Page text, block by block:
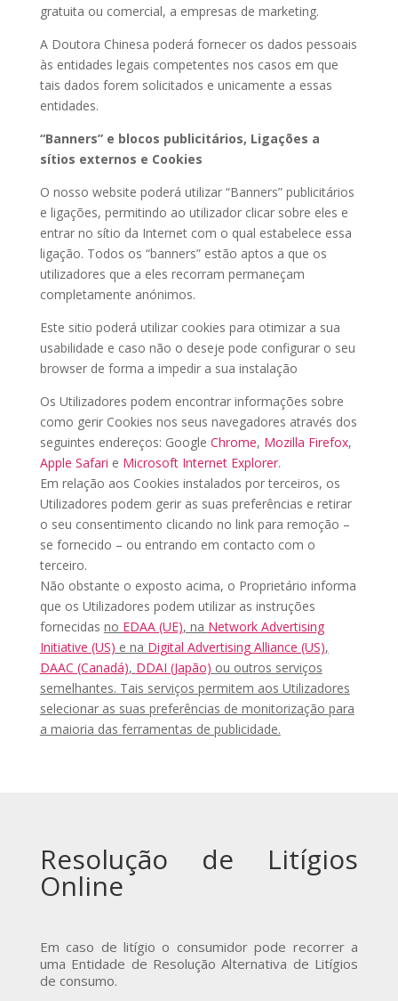
gratuita ou comercial, a empresas de marketing.
A Doutora Chinesa poderá fornecer os dados pessoais
às entidades legais competentes nos casos em que
tais dados forem solicitados e unicamente a essas
entidades.
“Banners” e blocos publicitários, Ligações a
sítios externos e Cookies
O nosso website poderá utilizar “Banners” publicitários
e ligações, permitindo ao utilizador clicar sobre eles e
entrar no sítio da Internet com o qual estabelece essa
ligação. Todos os “banners” estão aptos a que os
utilizadores que a eles recorram permaneçam
completamente anónimos.
Este sitio poderá utilizar cookies para otimizar a sua
usabilidade e caso não o deseje pode configurar o seu
browser de forma a impedir a sua instalação
Os Utilizadores podem encontrar informações sobre
como gerir Cookies nos seus navegadores através dos
seguintes endereços: Google Chrome, Mozilla Firefox,
Apple Safari e Microsoft Internet Explorer.
Em relação aos Cookies instalados por terceiros, os
Utilizadores podem gerir as suas preferências e retirar
o seu consentimento clicando no link para remoção –
se fornecido – ou entrando em contacto com o
terceiro.
Não obstante o exposto acima, o Proprietário informa
que os Utilizadores podem utilizar as instruções
fornecidas no EDAA (UE), na Network Advertising
Initiative (US) e na Digital Advertising Alliance (US),
DAAC (Canadá), DDAI (Japão) ou outros serviços
semelhantes. Tais serviços permitem aos Utilizadores
selecionar as suas preferências de monitorização para
a maioria das ferramentas de publicidade.
Resolução de Litígios
Online
Em caso de litígio o consumidor pode recorrer a
uma Entidade de Resolução Alternativa de Litígios
de consumo.